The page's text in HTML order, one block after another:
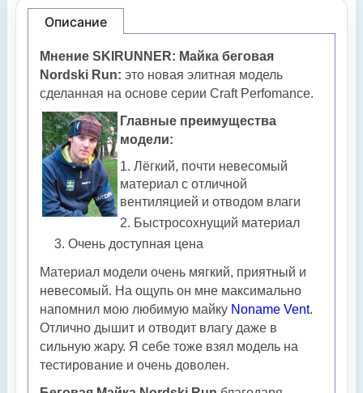
Описание
Мнение SKIRUNNER: Майка беговая
Nordski Run: это новая элитная модель
сделанная на основе серии Craft Perfomance.
Главные преимущества
модели:
Лёгкий, почти невесомый
материал с отличной
вентиляцией и отводом влаги
Быстросохнущий материал
Очень доступная цена
Материал модели очень мягкий, приятный и
невесомый. На ощупь он мне максимально
напомнил мою любимую майку Noname Vent.
Отлично дышит и отводит влагу даже в
сильную жару. Я себе тоже взял модель на
тестирование и очень доволен.